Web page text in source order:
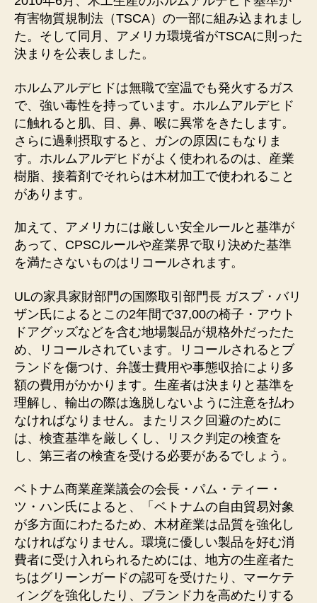
有害物質規制法（TSCA）の一部に組み込まれまし
た。そして同月、アメリカ環境省がTSCAに則った
決まりを公表しました。
ホルムアルデヒドは無職で室温でも発火するガス
で、強い毒性を持っています。ホルムアルデヒド
に触れると肌、目、鼻、喉に異常をきたします。
さらに過剰摂取すると、ガンの原因にもなりま
す。ホルムアルデヒドがよく使われるのは、産業
樹脂、接着剤でそれらは木材加工で使われること
があります。
加えて、アメリカには厳しい安全ルールと基準が
あって、CPSCルールや産業界で取り決めた基準
を満たさないものはリコールされます。
ULの家具家財部門の国際取引部門長 ガスプ・バリ
ザン氏によるとこの2年間で37,00の椅子・アウト
ドアグッズなどを含む地場製品が規格外だったた
め、リコールされています。リコールされるとブ
ランドを傷つけ、弁護士費用や事態収拾により多
額の費用がかかります。生産者は決まりと基準を
理解し、輸出の際は逸脱しないように注意を払わ
なければなりません。またリスク回避のために
は、検査基準を厳しくし、リスク判定の検査を
し、第三者の検査を受ける必要があるでしょう。
ベトナム商業産業議会の会長・パム・ティー・
ツ・ハン氏によると、「ベトナムの自由貿易対象
が多方面にわたるため、木材産業は品質を強化し
なければなりません。環境に優しい製品を好む消
費者に受け入れられるためには、地方の生産者た
ちはグリーンガードの認可を受けたり、マーケテ
ィングを強化したり、ブランド力を高めたりする